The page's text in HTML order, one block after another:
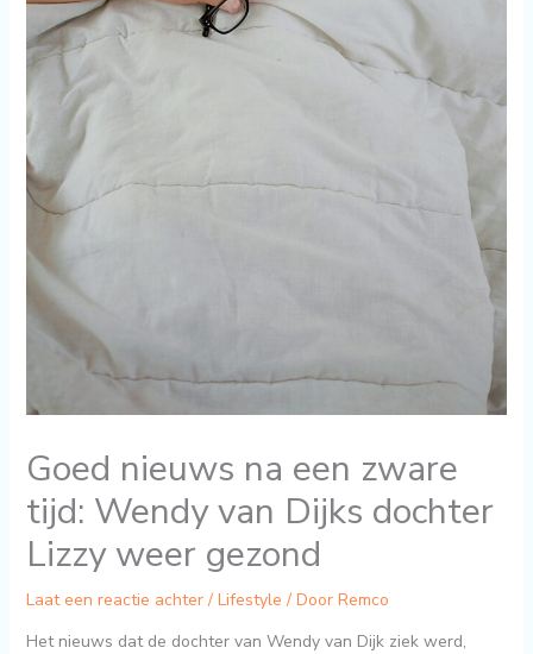
Goed nieuws na een zware
tijd: Wendy van Dijks dochter
Lizzy weer gezond
Laat een reactie achter / Lifestyle / Door Remco
Het nieuws dat de dochter van Wendy van Dijk ziek werd,